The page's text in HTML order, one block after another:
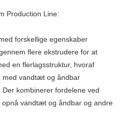
Production Line:
forskellige egenskaber
flere ekstrudere for at
en flerlagsstruktur, hvoraf
med vandtæt og åndbar
kombinerer fordelene ved
vandtæt og åndbar og andre